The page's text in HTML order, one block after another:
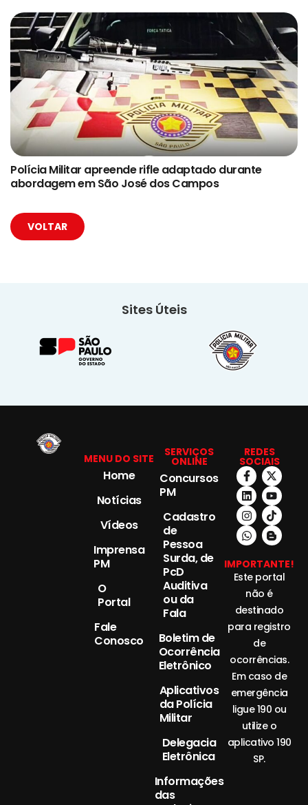
Polícia Militar apreende rifle adaptado durante
abordagem em São José dos Campos
VOLTAR
Sites Úteis
MENU DO SITE
Home
Notícias
Vídeos
Imprensa
PM
O
Portal
Fale
Conosco
SERVIÇOS
ONLINE
Concursos
PM
Cadastro
de
Pessoa
Surda, de
PcD
Auditiva
ou da
Fala
Boletim de
Ocorrência
Eletrônico
Aplicativos
da Polícia
Militar
Delegacia
Eletrônica
Informações
das
REDES
SOCIAIS
IMPORTANTE!
Este portal
não é
destinado
para registro
de
ocorrências.
Em caso de
emergência
ligue 190 ou
utilize o
aplicativo 190
SP.